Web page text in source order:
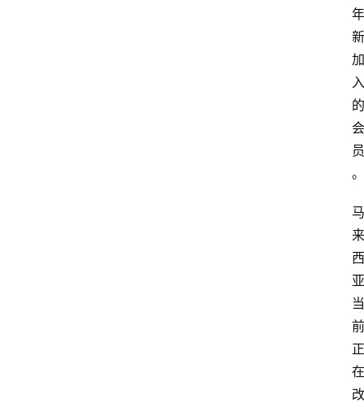
年
新
加
入
的
会
员
。
马
来
西
亚
当
前
正
在
改